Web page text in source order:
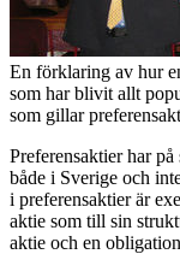
En förklaring av hur
som har blivit allt
som gillar
Preferensaktier har
både i Sverige och
i preferensaktier är
aktie som till sin
aktie och en